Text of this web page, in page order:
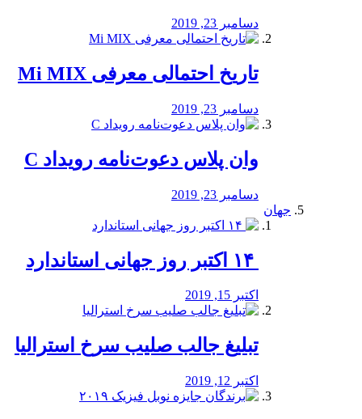
دسامبر 23, 2019
تاریخ احتمالی معرفی Mi MIX
دسامبر 23, 2019
وان پلاس دعوت‌نامه رویداد C
دسامبر 23, 2019
جهان
اکتبر 15, 2019
تبلیغ جالب صلیب سرخ استرالیا
اکتبر 12, 2019